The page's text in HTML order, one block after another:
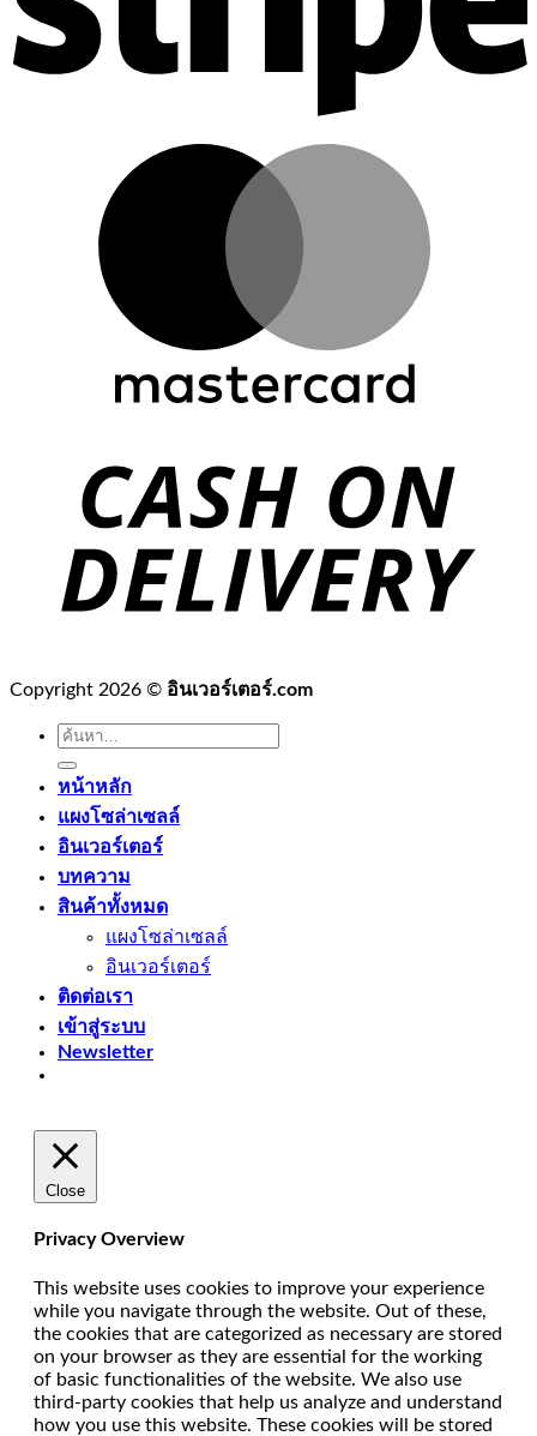
Copyright 2026 © อินเวอร์เตอร์.com
ค้นหา:
หน้าหลัก
แผงโซล่าเซลล์
อินเวอร์เตอร์
บทความ
สินค้าทั้งหมด
แผงโซล่าเซลล์
อินเวอร์เตอร์
ติดต่อเรา
เข้าสู่ระบบ
Newsletter
Close
Privacy Overview
This website uses cookies to improve your experience
while you navigate through the website. Out of these,
the cookies that are categorized as necessary are stored
on your browser as they are essential for the working
of basic functionalities of the website. We also use
third-party cookies that help us analyze and understand
how you use this website. These cookies will be stored